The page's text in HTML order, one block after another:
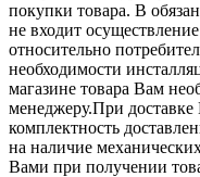
покупки товара. В
не входит
относительно
необходимости
магазине товара Вам
менеджеру.При доставке
комплектность
на наличие
Вами при получении